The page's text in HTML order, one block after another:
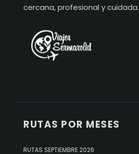
cercana, profesional y cuidada.
RUTAS POR MESES
RUTAS SEPTIEMBRE 2026